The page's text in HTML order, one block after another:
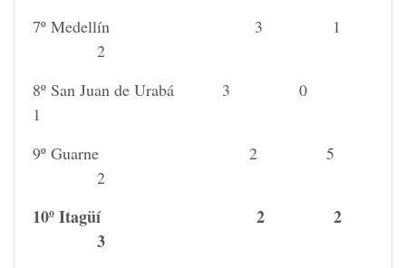
7º Medellín 3 1
2
8º San Juan de Urabá 3 0
1
9º Guarne 2 5
2
10º Itagüí 2 2
3